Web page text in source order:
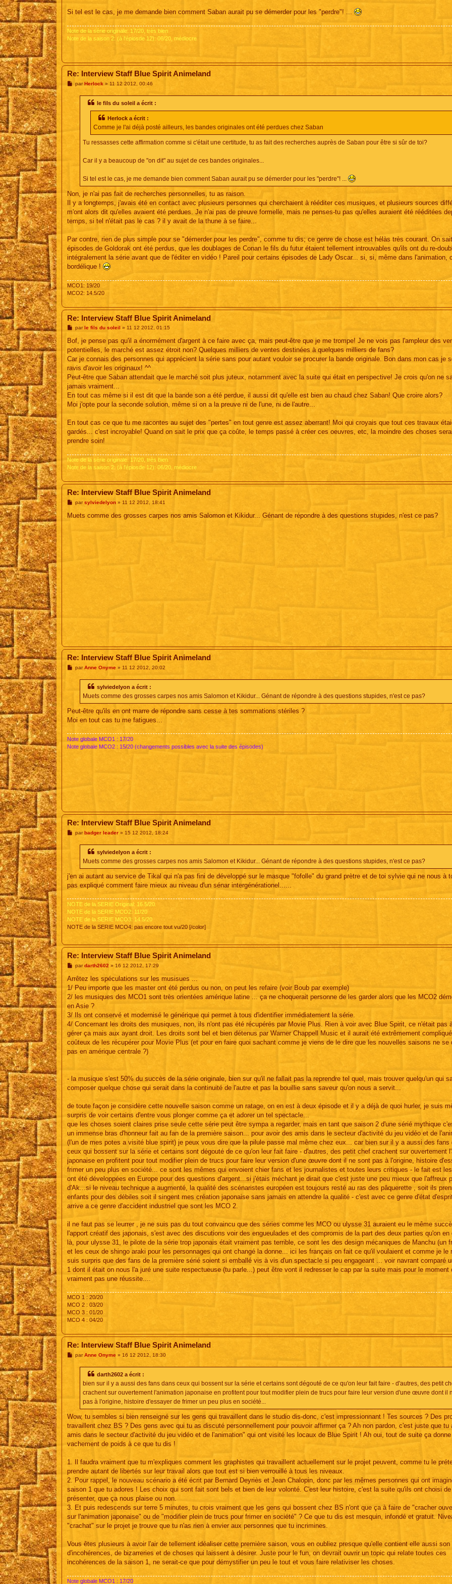
Si tel est le cas, je me demande bien comment Saban aurait pu se démerder pour les "perdre"! ...
Note de la série originale: 17/20, très bien
Note de la saison 2: (à l'épiosde 12): 06/20, médiocre
Re: Interview Staff Blue Spirit Animeland
MparHerlock» 11 12 2012, 00:46
le fils du soleil a écrit :
Herlock a écrit :
Comme je l'ai déjà posté ailleurs, les bandes originales ont été perdues chez Saban
Tu ressasses cette affirmation comme si c'était une certitude, tu as fait des recherches auprès de Saban pour être si sûr de toi?
Car il y a beaucoup de "on dit" au sujet de ces bandes originales...
Si tel est le cas, je me demande bien comment Saban aurait pu se démerder pour les "perdre"! ...
Non, je n'ai pas fait de recherches personnelles, tu as raison.
Il y a longtemps, j'avais été en contact avec plusieurs personnes qui cherchaient à rééditer ces musiques, et plusieurs sources
m'ont alors dit qu'elles avaient été perdues. Je n'ai pas de preuve formelle, mais ne penses-tu pas qu'elles auraient été rééditées
temps, si tel n'était pas le cas ? il y avait de la thune à se faire...
Par contre, rien de plus simple pour se "démerder pour les perdre", comme tu dis; ce genre de chose est hélàs très courant. On
épisodes de Goldorak ont été perdus, que les doublages de Conan le fils du futur étaient tellement introuvables qu'ils ont du re-
intégralement la série avant que de l'éditer en vidéo ! Pareil pour certains épisodes de Lady Oscar... si, si, même dans l'animation,
bordélique !
MCO1: 19/20
MCO2: 14.5/20
Re: Interview Staff Blue Spirit Animeland
M
s
a
g
par le fils du soleil » 11 12 2012, 01:15
Bof, je pense pas qu'il a énormément d'argent à ce faire avec ça, mais peut-être que je me trompe! Je ne vois pas l'ampleur des
potentielles, le marché est assez étroit non? Quelques milliers de ventes destinées à quelques milliers de fans?
Car je connais des personnes qui apprécient la série sans pour autant vouloir se procurer la bande originale. Bon dans mon cas je
ravis d'avoir les originaux! ^^
Peut-être que Saban attendait que le marché soit plus juteux, notamment avec la suite qui était en perspective! Je crois qu'on ne
jamais vraiment...
En tout cas même si il est dit que la bande son a été perdue, il aussi dit qu'elle est bien au chaud chez Saban! Que croire alors?
Moi j'opte pour la seconde solution, même si on a la preuve ni de l'une, ni de l'autre...
En tout cas ce que tu me racontes au sujet des "pertes" en tout genre est assez aberrant! Moi qui croyais que tout ces travaux
gardés... c'est incroyable! Quand on sait le prix que ça coûte, le temps passé à créer ces oeuvres, etc, la moindre des choses
prendre soin!
Note de la série originale: 17/20, très bien
Note de la saison 2: (à l'épiosde 12): 06/20, médiocre
Re: Interview Staff Blue Spirit Animeland
M
s
parsylviedelyon» 11 12 2012, 18:41
Muets comme des grosses carpes nos amis Salomon et Kikidur... Génant de répondre à des questions stupides, n'est ce pas?
Re: Interview Staff Blue Spirit Animeland
MparAnne Onyme» 11 12 2012, 20:02
sylviedelyon a écrit :
Muets comme des grosses carpes nos amis Salomon et Kikidur... Génant de répondre à des questions stupides, n'est ce pas?
Peut-être qu'ils en ont marre de répondre sans cesse à tes sommations stériles ?
Moi en tout cas tu me fatigues...
Note globale MCO1 : 17/20
Note globale MCO2 : 15/20 (changements possibles avec la suite des épisodes)
Re: Interview Staff Blue Spirit Animeland
Mparbadger leader» 15 12 2012, 18:24
sylviedelyon a écrit :
Muets comme des grosses carpes nos amis Salomon et Kikidur... Génant de répondre à des questions stupides, n'est ce pas?
j'en ai autant au service de Tikal qui n'a pas fini de développé sur le masque "fofolle" du grand prètre et de toi sylvie qui ne nous à
pas expliqué comment faire mieux au niveau d'un sénar intergénérationel......
NOTE de la SERIE Original: 16.5/20.
NOTE de la SERIE MCO2: 11/20
NOTE de la SERIE MCO3: 14.5/20
NOTE de la SERIE MCO4: pas encore tout vu/20 [/color]
Re: Interview Staff Blue Spirit Animeland
M
s
a
g
par darth2602 » 16 12 2012, 17:29
Arrêtez les spéculations sur les musisues ...
1/ Peu importe que les master ont été perdus ou non, on peut les refaire (voir Boub par exemple)
2/ les musiques des MCO1 sont très orientées amérique latine ... ça ne choquerait personne de les garder alors que les MCO2
en Asie ?
3/ Ils ont conservé et modernisé le générique qui permet à tous d'identifier immédiatement la série.
4/ Concernant les droits des musiques, non, ils n'ont pas été récupérés par Movie Plus. Rien à voir avec Blue Spirit, ce n'était pas
gérer ça mais aux ayant droit. Les droits sont bel et bien détenus par Warner Chappell Music et il aurait été extrêmement
coûteux de les récupérer pour Movie Plus (et pour en faire quoi sachant comme je viens de le dire que les nouvelles saisons ne se
pas en amérique centrale ?)
- la musique s'est 50% du succès de la série originale, bien sur qu'il ne fallait pas la reprendre tel quel, mais trouver quelqu'un qui
composer quelque chose qui serait dans la continuité de l'autre et pas la bouillie sans saveur qu'on nous a servit...
de toute façon je considère cette nouvelle saison comme un ratage, on en est à deux épisode et il y a déjà de quoi hurler, je suis
surpris de voir certains d'entre vous plonger comme ça et adorer un tel spectacle...
que les choses soient claires prise seule cette série peut être sympa a regarder, mais en tant que saison 2 d'une sérié mythique
un immense bras d'honneur fait au fan de la première saison... pour avoir des amis dans le secteur d'activité du jeu vidéo et de
(l'un de mes potes a visité blue spirit) je peux vous dire que la pilule passe mal même chez eux... car bien sur il y a aussi des fans
ceux qui bossent sur la série et certains sont dégouté de ce qu'on leur fait faire - d'autres, des petit chef crachent sur ouvertement
japonaise en profitent pour tout modifier plein de trucs pour faire leur version d'une œuvre dont il ne sont pas à l'origine, histoire
frimer un peu plus en société... ce sont les mêmes qui envoient chier fans et les journalistes et toutes leurs critiques - le fait est
ont été développées en Europe pour des questions d'argent...si j'étais méchant je dirait que c'est juste une peu mieux que l'affreux
d'Ak...si le niveau technique a augmenté, la qualité des scénaristes européen est toujours resté au ras des pâquerette , soit ils
enfants pour des débiles soit il singent mes création japonaise sans jamais en attendre la qualité - c'est avec ce genre d'état
arrive a ce genre d'accident industriel que sont les MCO 2.
il ne faut pas se leurrer , je ne suis pas du tout convaincu que des séries comme les MCO ou ulysse 31 auraient eu le même
l'apport créatif des japonais, s'est avec des discutions voir des engueulades et des compromis de la part des deux parties qu'on en
là, pour ulysse 31, le pilote de la série trop japonais était vraiment pas terrible, ce sont les des design mécaniques de Manchu (un
et les ceux de shingo araki pour les personnages qui ont changé la donne... ici les français on fait ce qu'il voulaient et comme je le
suis surpris que des fans de la première sérié soient si emballé vis à vis d'un spectacle si peu engageant ... voir navrant comparé
1 dont il était on nous l'a juré une suite respectueuse (tu parle...) peut être vont il redresser le cap par la suite mais pour le moment
vraiment pas une réussite....
MCO 1 : 20/20
MCO 2 : 03/20
MCO 3 : 01/20
MCO 4 : 04/20
Re: Interview Staff Blue Spirit Animeland
MparAnne Onyme» 16 12 2012, 18:30
darth2602 a écrit :
bien sur il y a aussi des fans dans ceux qui bossent sur la série et certains sont dégouté de ce qu'on leur fait faire - d'autres, des petit
crachent sur ouvertement l'animation japonaise en profitent pour tout modifier plein de trucs pour faire leur version d'une œuvre dont il
pas à l'origine, histoire d'essayer de frimer un peu plus en société...
Wow, tu sembles si bien renseigné sur les gens qui travaillent dans le studio dis-donc, c'est impressionnant ! Tes sources ? Des
travaillent chez BS ? Des gens avec qui tu as discuté personnellement pour pouvoir affirmer ça ? Ah non pardon, c'est juste que tu
amis dans le secteur d'activité du jeu vidéo et de l'animation" qui ont visité les locaux de Blue Spirit ! Ah oui, tout de suite ça donne
vachement de poids à ce que tu dis !
1. Il faudra vraiment que tu m'expliques comment les graphistes qui travaillent actuellement sur le projet peuvent, comme tu le
prendre autant de libertés sur leur travail alors que tout est si bien verrouillé à tous les niveaux.
2. Pour rappel, le nouveau scénario a été écrit par Bernard Deyriès et Jean Chalopin, donc par les mêmes personnes qui ont
saison 1 que tu adores ! Les choix qui sont fait sont bels et bien de leur volonté. C'est leur histoire, c'est la suite qu'ils ont choisi de
présenter, que ça nous plaise ou non.
3. Et puis redescends sur terre 5 minutes, tu crois vraiment que les gens qui bossent chez BS n'ont que ça à faire de "cracher
sur l'animation japonaise" ou de "modifier plein de trucs pour frimer en société" ? Ce que tu dis est mesquin, infondé et gratuit.
"crachat" sur le projet je trouve que tu n'as rien à envier aux personnes que tu incrimines.
Vous êtes plusieurs à avoir l'air de tellement idéaliser cette première saison, vous en oubliez presque qu'elle contient elle aussi son
d'incohérences, de bizarreries et de choses qui laissent à désirer. Juste pour le fun, on devrait ouvrir un topic qui relate toutes ces
incohérences de la saison 1, ne serait-ce que pour démystifier un peu le tout et vous faire relativiser les choses.
Note globale MCO1 : 17/20